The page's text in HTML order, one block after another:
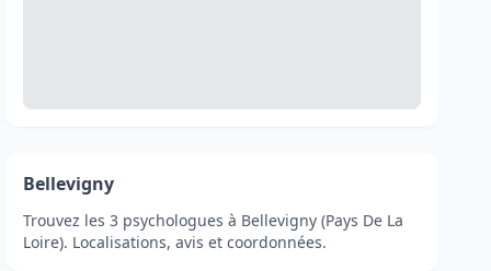
Bellevigny
Trouvez les 3 psychologues à Bellevigny (Pays De La
Loire). Localisations, avis et coordonnées.